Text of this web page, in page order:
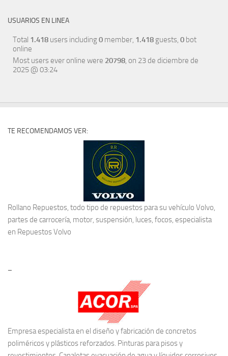
USUARIOS EN LINEA
Total 1.418 users including0 member, 1.418 guests, 0 bot
online
Most users ever online were 20798, on 23 de diciembre de
2025 @ 03:24
TE RECOMENDAMOS VER:
Rollano Repuestos, todo tipo de repuestos para su vehículo Volvo,
partes de carrocería, motor, suspensión, luces, focos, especialista
en Repuestos Volvo
–
Empresa especialista en el diseño y fabricación de concretos
poliméricos y plásticos reforzados. Pinturas para pisos y